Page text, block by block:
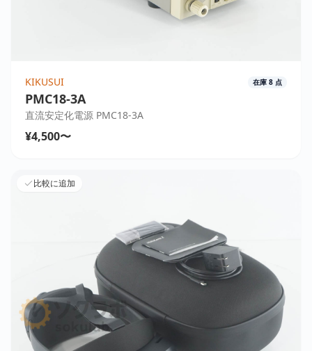
KIKUSUI 在庫 8 点
PMC18-3A
直流安定化電源 PMC18-3A
¥4,500〜
比較に追加